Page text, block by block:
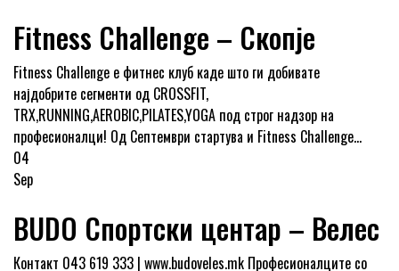
Fitness Challenge – Скопје
Fitness Challenge е фитнес клуб каде што ги добивате
најдобрите сегменти од CROSSFIT,
TRX,RUNNING,AEROBIC,PILATES,YOGA под строг надзор на
професионалци! Од Септември стартува и Fitness Challenge...
04
Sep
BUDО Спортски центар – Велес
Контакт 043 619 333 | www.budoveles.mk Професионалците со